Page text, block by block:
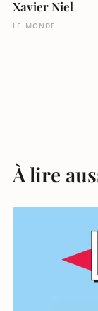
Xavier Niel
LE MONDE
À lire